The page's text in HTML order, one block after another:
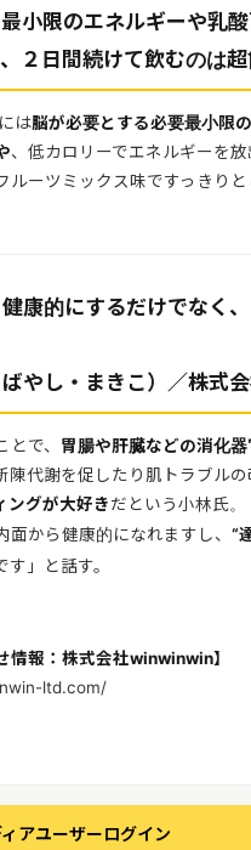
小限のエネルギーや乳
２日間続けて飲むのは超
は脳が必要とする必要最小限
、低カロリーでエネルギーを放
ルーツミックス味ですっきり
康的にするだけでなく
やし・まきこ）／株式
とで、 胃腸や肝臓などの消化
陳代謝を促したり肌トラブル
ングが大好きだという小林氏。
面から健康的になれますし、 “
す」と話す。
情報：株式会社winwinwin】
ltd.com/
ィアユーザーログイン